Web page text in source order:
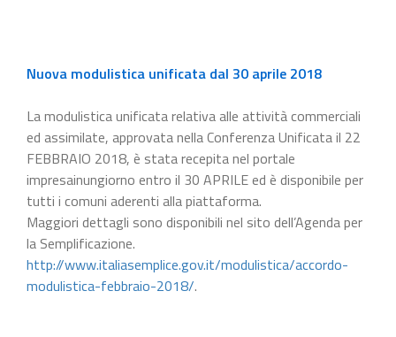
Nuova modulistica unificata dal 30 aprile 2018
La modulistica unificata relativa alle attività commerciali
ed assimilate, approvata nella Conferenza Unificata il 22
FEBBRAIO 2018, è stata recepita nel portale
impresainungiorno entro il 30 APRILE ed è disponibile per
tutti i comuni aderenti alla piattaforma.
Maggiori dettagli sono disponibili nel sito dell’Agenda per
la Semplificazione.
http://www.italiasemplice.gov.it/modulistica/accordo-
modulistica-febbraio-2018/.